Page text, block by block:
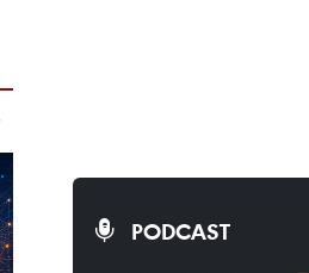
PODCAST